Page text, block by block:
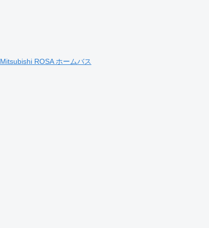
Mitsubishi ROSA ホームバス